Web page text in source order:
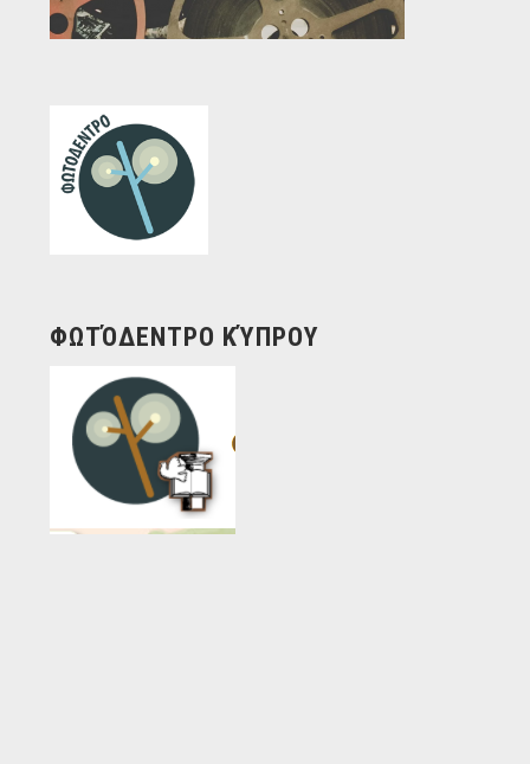
ΦΩΤΌΔΕΝΤΡΟ ΚΎΠΡΟΥ